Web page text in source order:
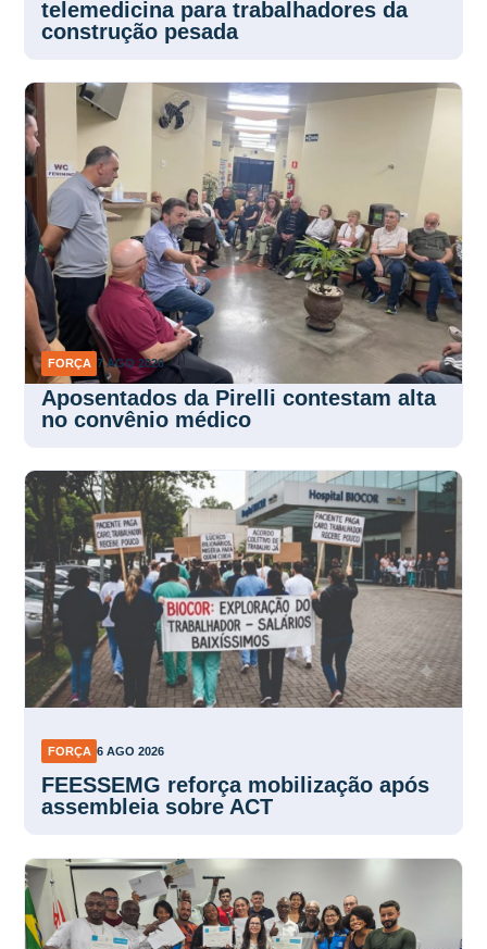
telemedicina para trabalhadores da
construção pesada
FORÇA 7 AGO 2026
Aposentados da Pirelli contestam alta
no convênio médico
FORÇA 6 AGO 2026
FEESSEMG reforça mobilização após
assembleia sobre ACT